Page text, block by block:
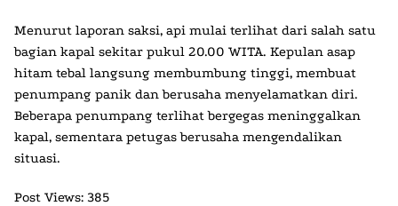
Menurut laporan saksi, api mulai terlihat dari salah satu
bagian kapal sekitar pukul 20.00 WITA. Kepulan asap
hitam tebal langsung membumbung tinggi, membuat
penumpang panik dan berusaha menyelamatkan diri.
Beberapa penumpang terlihat bergegas meninggalkan
kapal, sementara petugas berusaha mengendalikan
situasi.
Post Views: 385